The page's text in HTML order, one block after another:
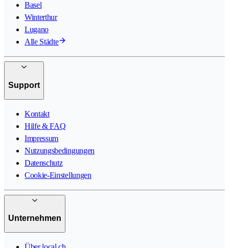
Basel
Winterthur
Lugano
Alle Städte
Support
Kontakt
Hilfe & FAQ
Impressum
Nutzungsbedingungen
Datenschutz
Cookie-Einstellungen
Unternehmen